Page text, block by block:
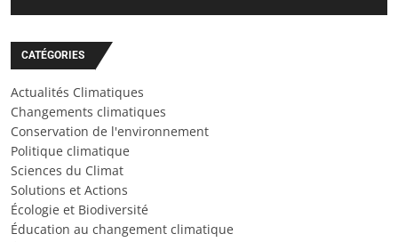
CATÉGORIES
Actualités Climatiques
Changements climatiques
Conservation de l'environnement
Politique climatique
Sciences du Climat
Solutions et Actions
Écologie et Biodiversité
Éducation au changement climatique